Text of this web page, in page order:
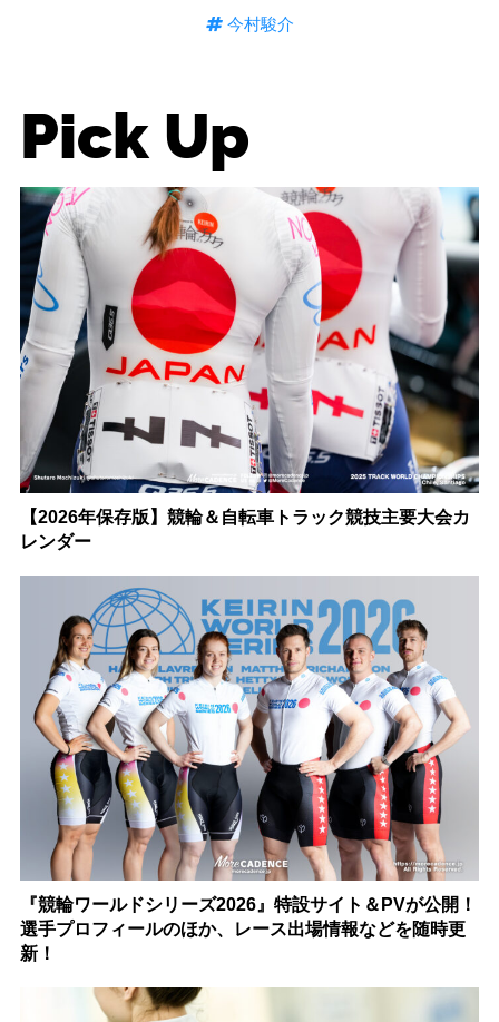
今村駿介
Pick Up
【2026年保存版】競輪＆自転車トラック競技主要大会カ
レンダー
『競輪ワールドシリーズ2026』特設サイト＆PVが公開！
選手プロフィールのほか、レース出場情報などを随時更
新！